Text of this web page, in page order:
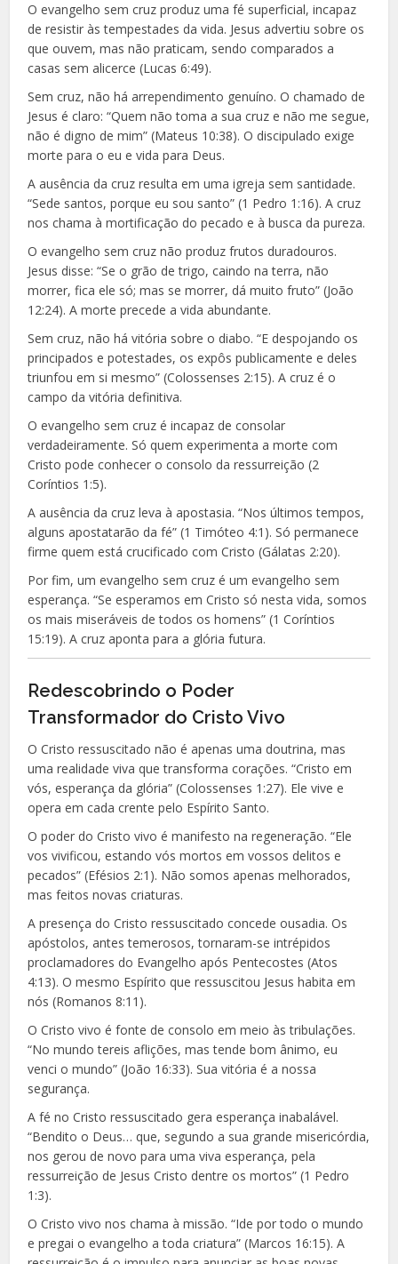
O evangelho sem cruz produz uma fé superficial, incapaz
de resistir às tempestades da vida. Jesus advertiu sobre os
que ouvem, mas não praticam, sendo comparados a
casas sem alicerce (Lucas 6:49).
Sem cruz, não há arrependimento genuíno. O chamado de
Jesus é claro: “Quem não toma a sua cruz e não me segue,
não é digno de mim” (Mateus 10:38). O discipulado exige
morte para o eu e vida para Deus.
A ausência da cruz resulta em uma igreja sem santidade.
“Sede santos, porque eu sou santo” (1 Pedro 1:16). A cruz
nos chama à mortificação do pecado e à busca da pureza.
O evangelho sem cruz não produz frutos duradouros.
Jesus disse: “Se o grão de trigo, caindo na terra, não
morrer, fica ele só; mas se morrer, dá muito fruto” (João
12:24). A morte precede a vida abundante.
Sem cruz, não há vitória sobre o diabo. “E despojando os
principados e potestades, os expôs publicamente e deles
triunfou em si mesmo” (Colossenses 2:15). A cruz é o
campo da vitória definitiva.
O evangelho sem cruz é incapaz de consolar
verdadeiramente. Só quem experimenta a morte com
Cristo pode conhecer o consolo da ressurreição (2
Coríntios 1:5).
A ausência da cruz leva à apostasia. “Nos últimos tempos,
alguns apostatarão da fé” (1 Timóteo 4:1). Só permanece
firme quem está crucificado com Cristo (Gálatas 2:20).
Por fim, um evangelho sem cruz é um evangelho sem
esperança. “Se esperamos em Cristo só nesta vida, somos
os mais miseráveis de todos os homens” (1 Coríntios
15:19). A cruz aponta para a glória futura.
Redescobrindo o Poder
Transformador do Cristo Vivo
O Cristo ressuscitado não é apenas uma doutrina, mas
uma realidade viva que transforma corações. “Cristo em
vós, esperança da glória” (Colossenses 1:27). Ele vive e
opera em cada crente pelo Espírito Santo.
O poder do Cristo vivo é manifesto na regeneração. “Ele
vos vivificou, estando vós mortos em vossos delitos e
pecados” (Efésios 2:1). Não somos apenas melhorados,
mas feitos novas criaturas.
A presença do Cristo ressuscitado concede ousadia. Os
apóstolos, antes temerosos, tornaram-se intrépidos
proclamadores do Evangelho após Pentecostes (Atos
4:13). O mesmo Espírito que ressuscitou Jesus habita em
nós (Romanos 8:11).
O Cristo vivo é fonte de consolo em meio às tribulações.
“No mundo tereis aflições, mas tende bom ânimo, eu
venci o mundo” (João 16:33). Sua vitória é a nossa
segurança.
A fé no Cristo ressuscitado gera esperança inabalável.
“Bendito o Deus… que, segundo a sua grande misericórdia,
nos gerou de novo para uma viva esperança, pela
ressurreição de Jesus Cristo dentre os mortos” (1 Pedro
1:3).
O Cristo vivo nos chama à missão. “Ide por todo o mundo
e pregai o evangelho a toda criatura” (Marcos 16:15). A